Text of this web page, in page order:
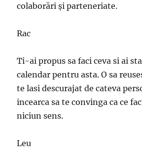
colaborări și parteneriate.
Rac
Ti-ai propus sa faci ceva si ai
calendar pentru asta. O sa
te lasi descurajat de cateva
incearca sa te convinga ca ce
niciun sens.
Leu